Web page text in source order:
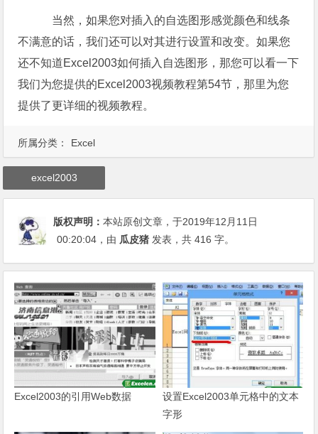
当然，如果您对插入的自选图形感觉颜色和线条
不满意的话，我们还可以对其进行设置和改变。如果您
还不知道Excel2003如何插入自选图形，那您可以看一下
我们为您提供的Excel2003视频教程第54节，那里为您
提供了更详细的视频教程。
所属分类： Excel
excel2003
版权声明：本站原创文章，于2019年12月11日
00:20:04 ，由 瓜皮猪 发表，共 416 字。
Excel2003的引用Web数据
设置Excel2003单元格中的文本
字形